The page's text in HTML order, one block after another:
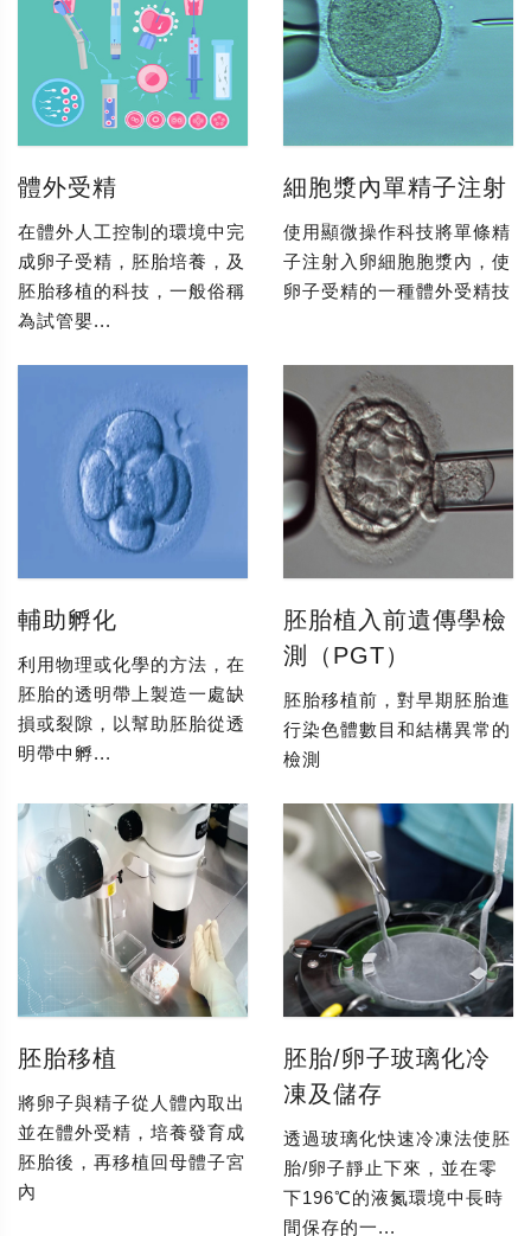
體外受精
在體外人工控制的環境中完
成卵子受精，胚胎培養，及
胚胎移植的科技，一般俗稱
為試管嬰...
細胞漿內單精子注射
使用顯微操作科技將單條精
子注射入卵細胞胞漿內，使
卵子受精的一種體外受精技
輔助孵化
利用物理或化學的方法，在
胚胎的透明帶上製造一處缺
損或裂隙，以幫助胚胎從透
明帶中孵...
胚胎植入前遺傳學檢
測（PGT）
胚胎移植前，對早期胚胎進
行染色體數目和結構異常的
檢測
胚胎移植
將卵子與精子從人體內取出
並在體外受精，培養發育成
胚胎後，再移植回母體子宮
內
胚胎/卵子玻璃化冷
凍及儲存
透過玻璃化快速冷凍法使胚
胎/卵子靜止下來，並在零
下196℃的液氮環境中長時
間保存的一...